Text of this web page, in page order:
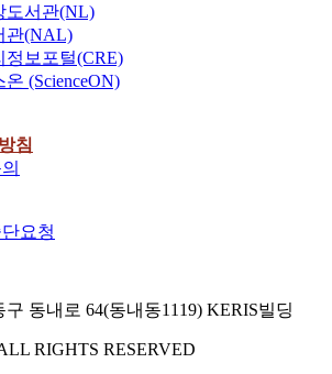
도서관(NL)
관(NAL)
정보포털(CRE)
(ScienceON)
침
요청
동내로 64(동내동1119) KERIS빌딩
RIGHTS RESERVED